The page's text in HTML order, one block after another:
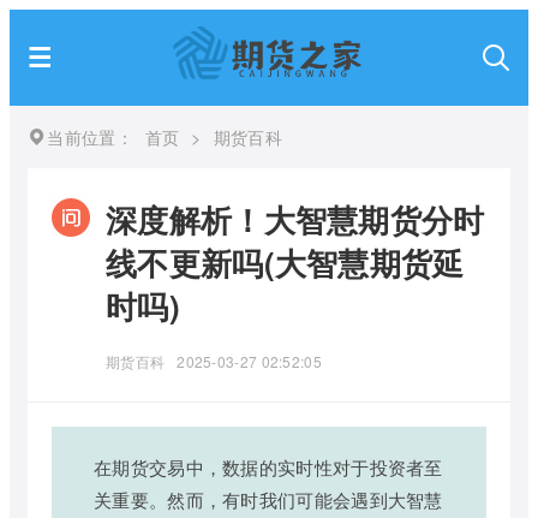
当前位置： 首页 > 期货百科
深度解析！大智慧期货分时
线不更新吗(大智慧期货延
时吗)
期货百科 2025-03-27 02:52:05
在期货交易中，数据的实时性对于投资者至
关重要。然而，有时我们可能会遇到大智慧